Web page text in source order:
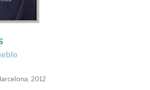
2012